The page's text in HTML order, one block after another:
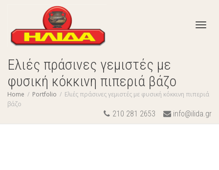
Ελιές πράσινες γεμιστές με
φυσική κόκκινη πιπεριά βάζο
Home Portfolio
Ελιές πράσινες γεμιστές με φυσική κόκκινη πιπεριά
βάζο
210 281 2653 info@ilida.gr